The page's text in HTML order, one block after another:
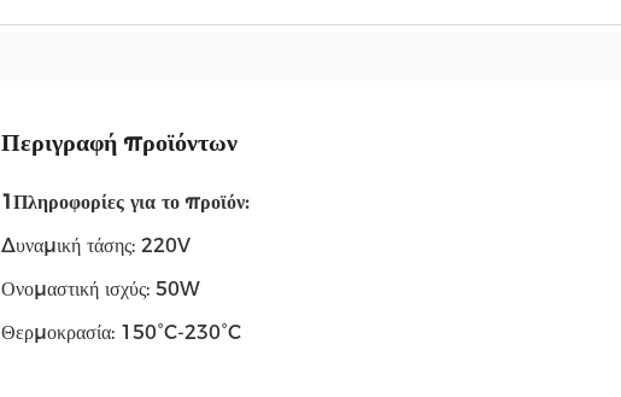
Περιγραφή προϊόντων
1Πληροφορίες για το προϊόν:
Δυναμική τάσης: 220V
Ονομαστική ισχύς: 50W
Θερμοκρασία: 150°C-230°C